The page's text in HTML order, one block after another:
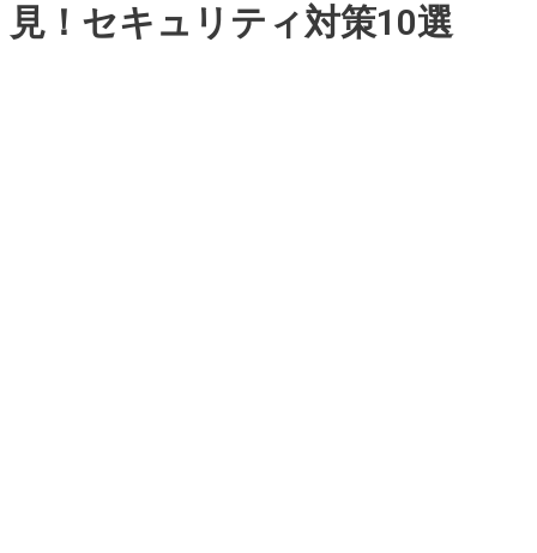
見！セキュリティ対策10選